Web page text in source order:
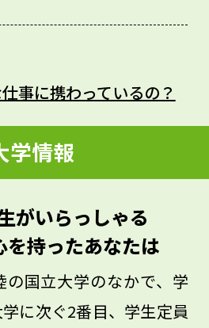
象でもあります。例え
粒同士の摩擦で帯びた
化する地球を冷やして
南極にある氷です。雪や
、雪氷現象に広く興味を
ください。実際に触れ
問を、大切にしてほし
事に携わっているの？
学情報
がいらっしゃる
を持ったあなたは
国立大学のなかで、学
に次ぐ2番目、学生定員